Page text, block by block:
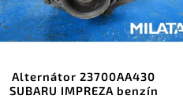
Alternátor 23700AA430
SUBARU IMPREZA benzín